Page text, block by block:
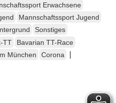
Erwachsene
Mannschaftssport Jugend
Sonstiges
TT
Bavarian TT-Race
München Corona